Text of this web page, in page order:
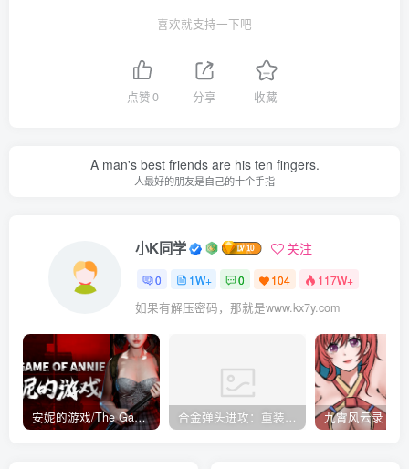
喜欢就支持一下吧
点赞0 分享 收藏
A man's best friends are his ten fingers.
人最好的朋友是自己的十个手指
小K同学 关注
0 1W+ 0 104 117W+
如果有解压密码，那就是www.kx7y.com
安妮的游戏/The Game of Annie v0.99981|射击动作|容量14.6GB|免安装绿色中文版 合金弹头进攻：重装上阵/METAL SLUG ATTACK RELOADED Build.16214511|策略模拟|容量2.7GB|免安装绿色中文版